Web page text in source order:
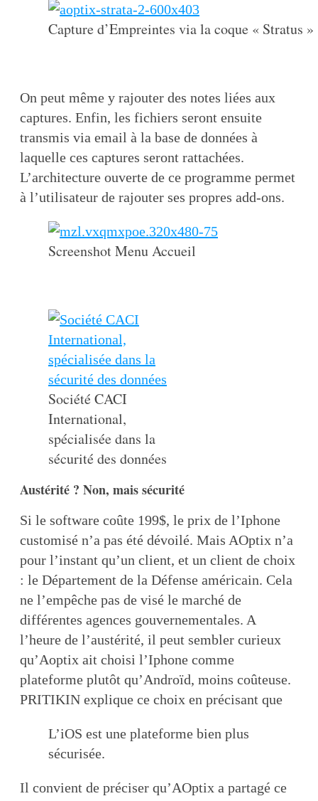
Capture d’Empreintes via la coque « Stratus »
On peut même y rajouter des notes liées aux
captures. Enfin, les fichiers seront ensuite
transmis via email à la base de données à
laquelle ces captures seront rattachées.
L’architecture ouverte de ce programme permet
à l’utilisateur de rajouter ses propres add-ons.
Screenshot Menu Accueil
Société CACI
International,
spécialisée dans la
sécurité des données
Austérité ? Non, mais sécurité
Si le software coûte 199$, le prix de l’Iphone
customisé n’a pas été dévoilé. Mais AOptix n’a
pour l’instant qu’un client, et un client de choix
: le Département de la Défense américain. Cela
ne l’empêche pas de visé le marché de
différentes agences gouvernementales. A
l’heure de l’austérité, il peut sembler curieux
qu’Aoptix ait choisi l’Iphone comme
plateforme plutôt qu’Androïd, moins coûteuse.
PRITIKIN explique ce choix en précisant que
L’iOS est une plateforme bien plus
sécurisée.
Il convient de préciser qu’AOptix a partagé ce